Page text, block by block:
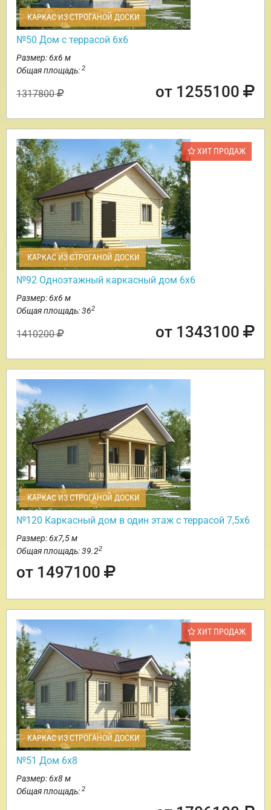
КАРКАС ИЗ СТРОГАНОЙ ДОСКИ
№50 Дом с террасой 6х6
Размер: 6х6 м
Общая площадь: 2
1317800 от 1255100
ХИТ ПРОДАЖ
КАРКАС ИЗ СТРОГАНОЙ ДОСКИ
№92 Одноэтажный каркасный дом 6х6
Размер: 6х6 м
Общая площадь: 362
1410200 от 1343100
КАРКАС ИЗ СТРОГАНОЙ ДОСКИ
№120 Каркасный дом в один этаж с террасой 7,5х6
Размер: 6х7,5 м
Общая площадь: 39.22
от 1497100
ХИТ ПРОДАЖ
КАРКАС ИЗ СТРОГАНОЙ ДОСКИ
№51 Дом 6х8
Размер: 6х8 м
Общая площадь: 2